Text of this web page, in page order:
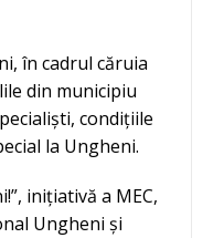
în cadrul căruia
din municipiu
condițiile
la Ungheni.
inițiativă a MEC,
Ungheni și